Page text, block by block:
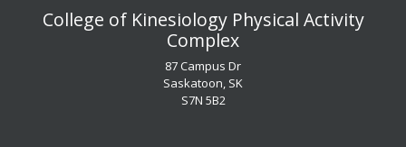
​​​​​​​College of Kinesiology Physical Activity
Complex
87 Campus Dr
Saskatoon, SK
S7N 5B2